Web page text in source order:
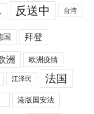
反送中 台湾
国 拜登
洲 欧洲疫情
江泽民 法国
港版国安法